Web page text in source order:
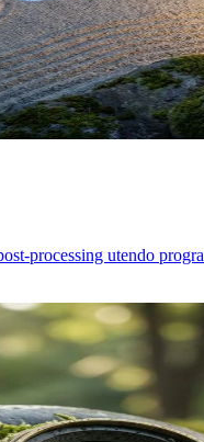
processing utendo